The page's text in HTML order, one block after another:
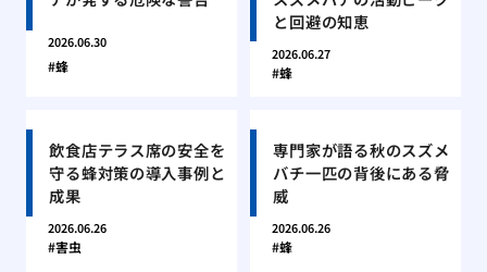
2026.06.30
蜂
と回避の知恵
2026.06.27
蜂
飲食店テラス席の安全を
守る蜂対策の導入事例と
成果
2026.06.26
害虫
専門家が語る秋のスズメ
バチ一匹の背後にある脅
威
2026.06.26
蜂